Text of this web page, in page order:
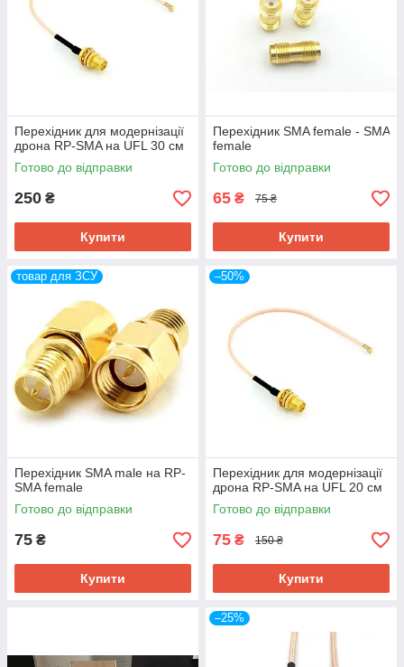
Перехідник для модернізації
дрона RP-SMA на UFL 30 см
Готово до відправки
250 ₴
Купити
Перехідник SMA female - SMA
female
Готово до відправки
65 ₴ 75 ₴
Купити
товар для ЗСУ
Перехідник SMA male на RP-
SMA female
Готово до відправки
75 ₴
Купити
–50%
Перехідник для модернізації
дрона RP-SMA на UFL 20 см
Готово до відправки
75 ₴ 150 ₴
Купити
–25%